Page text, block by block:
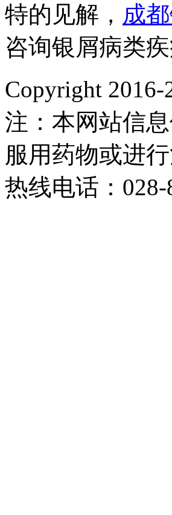
特的见解， 成
咨询银屑病类
Copyright
注：本网站信
服用药物或进
热线电话：028-